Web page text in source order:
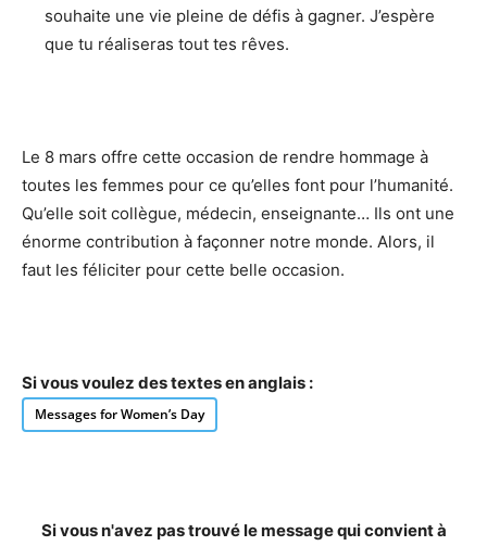
souhaite une vie pleine de défis à gagner. J’espère
que tu réaliseras tout tes rêves.
Le 8 mars offre cette occasion de rendre hommage à
toutes les femmes pour ce qu’elles font pour l’humanité.
Qu’elle soit collègue, médecin, enseignante… Ils ont une
énorme contribution à façonner notre monde. Alors, il
faut les féliciter pour cette belle occasion.
Si vous voulez des textes en anglais :
Messages for Women’s Day
Si vous n'avez pas trouvé le message qui convient à